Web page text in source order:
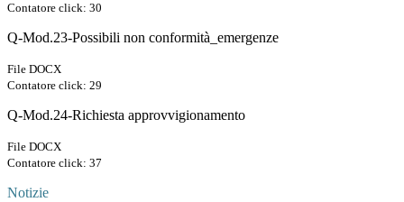
Contatore click: 30
Q-Mod.23-Possibili non conformità_emergenze
File DOCX
Contatore click: 29
Q-Mod.24-Richiesta approvvigionamento
File DOCX
Contatore click: 37
Notizie